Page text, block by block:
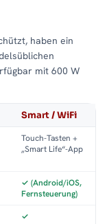
haben ein
mit 600 W
Smart / WiFi
Touch-Tasten +
„Smart Life“-App
✓ (Android/iOS,
Fernsteuerung)
✓